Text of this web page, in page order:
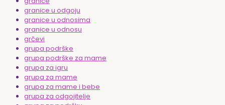
granice u odgoju
granice u odnosima
granice u odnosu
grčevi
grupa podrške
grupa podrške za mame
grupa za igru
grupa za mame
grupa za mame i bebe
grupa za odgojitelje